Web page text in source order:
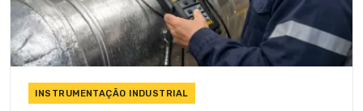
INSTRUMENTAÇÃO INDUSTRIAL